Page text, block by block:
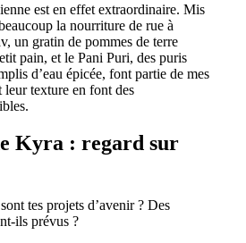
est en effet extraordinaire. Mis
la nourriture de rue à
un gratin de pommes de terre
pain, et le Pani Puri, des puris
d’eau épicée, font partie de mes
leur texture en font des
Kyra : regard sur
tes projets d’avenir ? Des
ils prévus ?